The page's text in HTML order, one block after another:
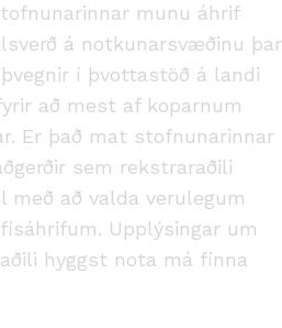
munu áhrif
á notkunarsvæðinu þar
í þvottastöð á landi
að mest af koparnum
Er það mat stofnunarinnar
sem rekstraraðili
að valda verulegum
Upplýsingar um
hyggst nota má finna